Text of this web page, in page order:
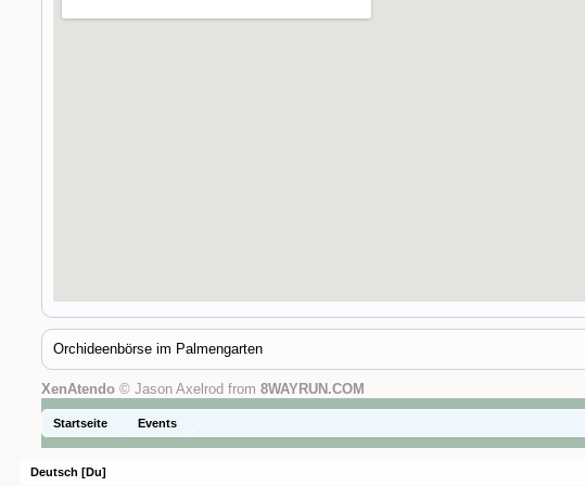
Orchideenbörse im Palmengarten
XenAtendo © Jason Axelrod from8WAYRUN.COM
Startseite Events
Deutsch [Du]